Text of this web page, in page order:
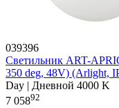
039396
Светильник ART-
350 deg, 48V) (Arlight,
Day | Дневной 4000 K
7 05892